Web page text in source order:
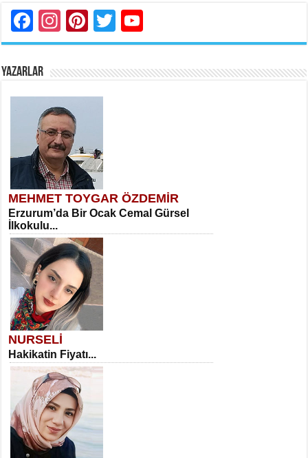
Facebook
Instagram
Pinterest
Twitter
YAZARLAR
MEHMET TOYGAR ÖZDEMİR
Erzurum’da Bir Ocak Cemal Gürsel
İlkokulu...
NURSELİ
Hakikatin Fiyatı...